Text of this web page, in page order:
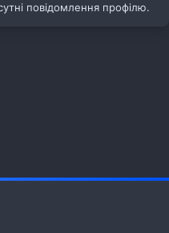
повідомлення профілю.